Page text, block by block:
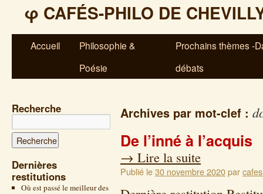
φ CAFÉS-PHILO DE
Accueil
Philosophie &
Poésie
Prochains thèmes -
débats
Recherche
Dernières
restitutions
Où est passé le meilleur des
Archives par mot-clef :
De l’inné à l’acquis
→ Lire la suite
Publié le30 novembre 2020par